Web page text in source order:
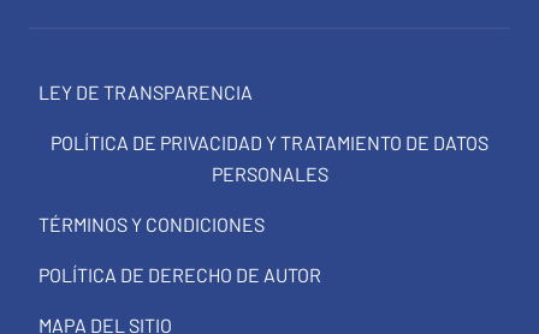
LEY DE TRANSPARENCIA
POLÍTICA DE PRIVACIDAD Y TRATAMIENTO DE DATOS
PERSONALES
TÉRMINOS Y CONDICIONES
POLÍTICA DE DERECHO DE AUTOR
MAPA DEL SITIO